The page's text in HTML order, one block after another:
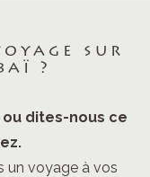
sur
?
ou dites-nous ce
un voyage à vos